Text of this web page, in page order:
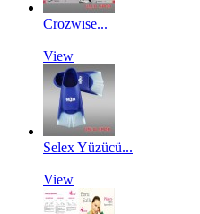
Crozwıse...
View
Selex Yüzücü...
View